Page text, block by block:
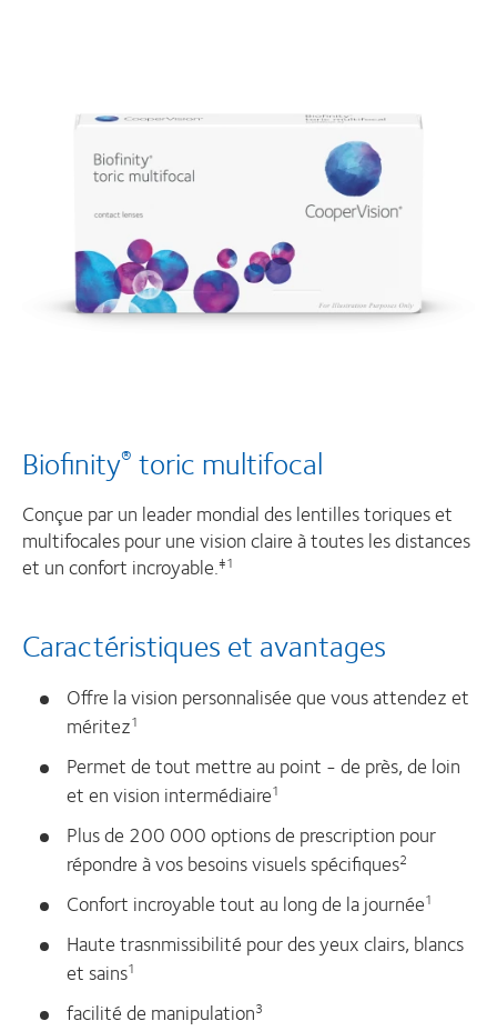
Biofinity® toric multifocal
Conçue par un leader mondial des lentilles toriques et
multifocales pour une vision claire à toutes les distances
et un confort incroyable.‡1
Caractéristiques et avantages
Offre la vision personnalisée que vous attendez et
méritez1
Permet de tout mettre au point - de près, de loin
et en vision intermédiaire1
Plus de 200 000 options de prescription pour
répondre à vos besoins visuels spécifiques2
Confort incroyable tout au long de la journée1
Haute trasnmissibilité pour des yeux clairs, blancs
et sains1
facilité de manipulation3